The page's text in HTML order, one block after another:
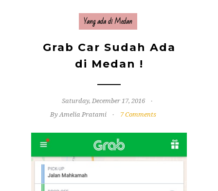
Yang ada di Medan
Grab Car Sudah Ada
di Medan !
Saturday, December 17, 2016
By Amelia Pratami
7 Comments